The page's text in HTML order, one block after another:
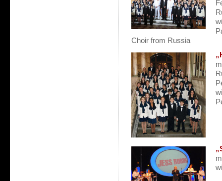
Choir from Russia